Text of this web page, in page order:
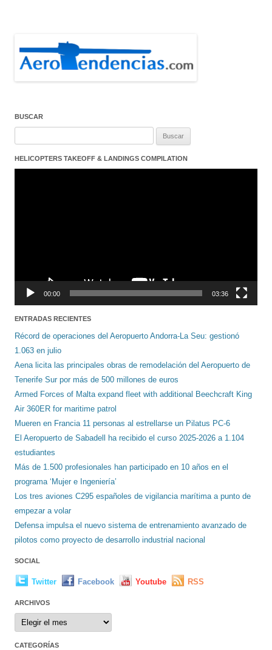
BUSCAR
HELICOPTERS TAKEOFF & LANDINGS COMPILATION
00:00 03:36
ENTRADAS RECIENTES
Récord de operaciones del Aeropuerto Andorra-La Seu: gestionó
1.063 en julio
Aena licita las principales obras de remodelación del Aeropuerto de
Tenerife Sur por más de 500 millones de euros
Armed Forces of Malta expand fleet with additional Beechcraft King
Air 360ER for maritime patrol
Mueren en Francia 11 personas al estrellarse un Pilatus PC-6
El Aeropuerto de Sabadell ha recibido el curso 2025-2026 a 1.104
estudiantes
Más de 1.500 profesionales han participado en 10 años en el
programa ‘Mujer e Ingeniería’
Los tres aviones C295 españoles de vigilancia marítima a punto de
empezar a volar
Defensa impulsa el nuevo sistema de entrenamiento avanzado de
pilotos como proyecto de desarrollo industrial nacional
SOCIAL
Twitter Facebook Youtube RSS
ARCHIVOS
Archivos
CATEGORÍAS